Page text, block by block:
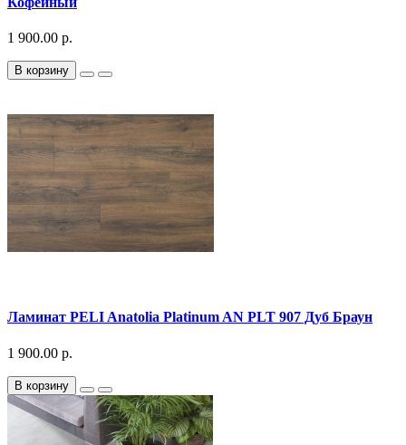
1 900.00 р.
В корзину
Ламинат PELI Anatolia Platinum AN PLT 907 Дуб Браун
1 900.00 р.
В корзину